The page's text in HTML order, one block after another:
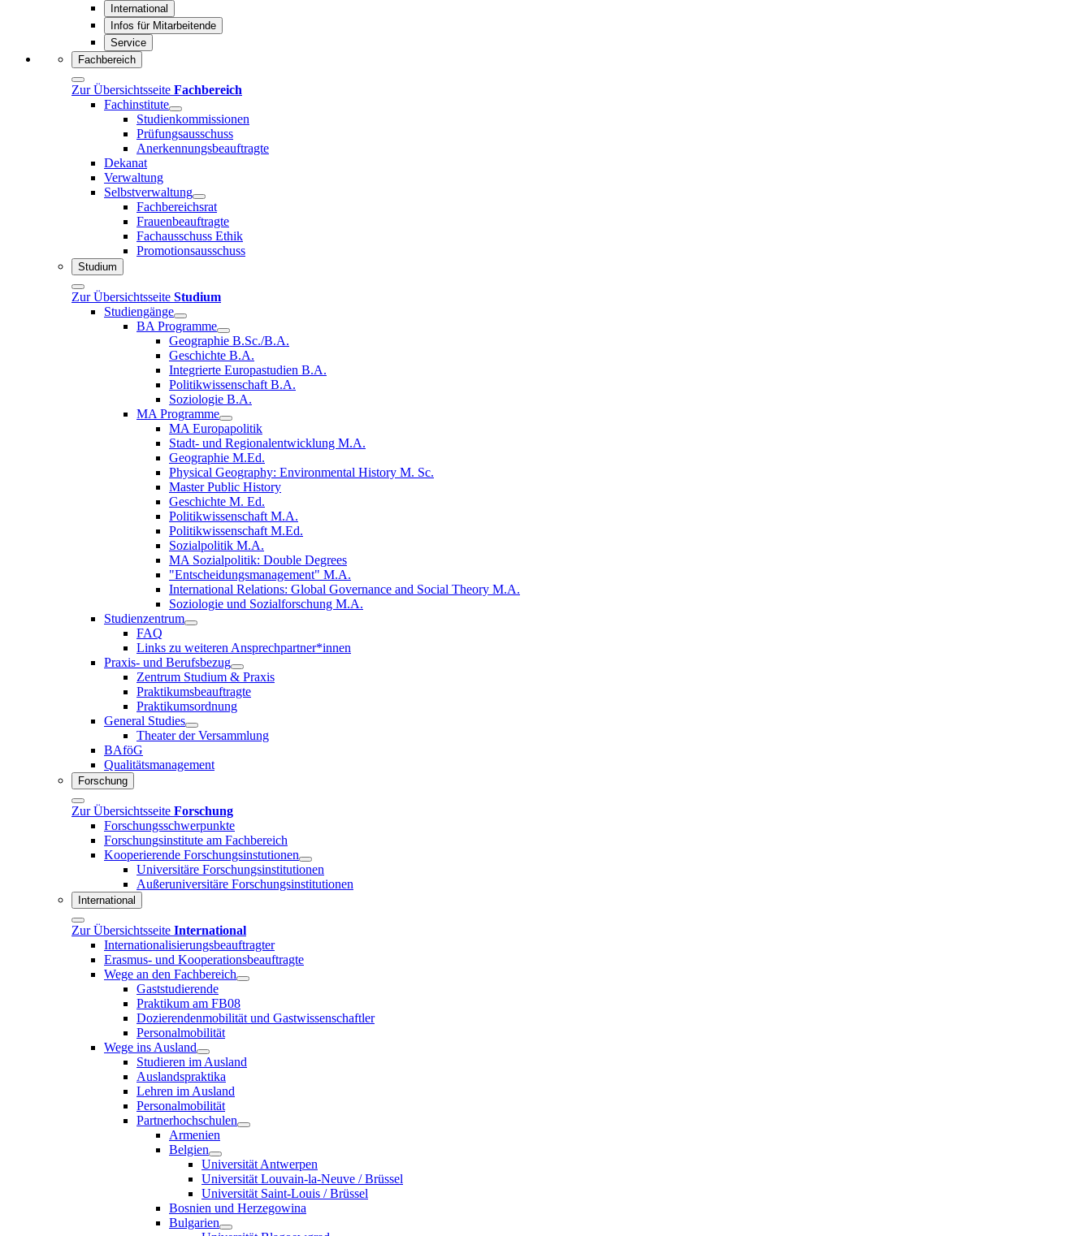
International
Infos für Mitarbeitende
Service
Fachbereich
Zur Übersichtsseite Fachbereich
Fachinstitute
Studienkommissionen
Prüfungsausschuss
Anerkennungsbeauftragte
Dekanat
Verwaltung
Selbstverwaltung
Fachbereichsrat
Frauenbeauftragte
Fachausschuss Ethik
Promotionsausschuss
Studium
Zur Übersichtsseite Studium
Studiengänge
BA Programme
Geographie B.Sc./B.A.
Geschichte B.A.
Integrierte Europastudien B.A.
Politikwissenschaft B.A.
Soziologie B.A.
MA Programme
MA Europapolitik
Stadt- und Regionalentwicklung M.A.
Geographie M.Ed.
Physical Geography: Environmental History M. Sc.
Master Public History
Geschichte M. Ed.
Politikwissenschaft M.A.
Politikwissenschaft M.Ed.
Sozialpolitik M.A.
MA Sozialpolitik: Double Degrees
"Entscheidungsmanagement" M.A.
International Relations: Global Governance and Social Theory M.A.
Soziologie und Sozialforschung M.A.
Studienzentrum
FAQ
Links zu weiteren Ansprechpartner*innen
Praxis- und Berufsbezug
Zentrum Studium & Praxis
Praktikumsbeauftragte
Praktikumsordnung
General Studies
Theater der Versammlung
BAföG
Qualitätsmanagement
Forschung
Zur Übersichtsseite Forschung
Forschungsschwerpunkte
Forschungsinstitute am Fachbereich
Kooperierende Forschungsinstutionen
Universitäre Forschungsinstitutionen
Außeruniversitäre Forschungsinstitutionen
International
Zur Übersichtsseite International
Internationalisierungsbeauftragter
Erasmus- und Kooperationsbeauftragte
Wege an den Fachbereich
Gaststudierende
Praktikum am FB08
Dozierendenmobilität und Gastwissenschaftler
Personalmobilität
Wege ins Ausland
Studieren im Ausland
Auslandspraktika
Lehren im Ausland
Personalmobilität
Partnerhochschulen
Armenien
Belgien
Universität Antwerpen
Universität Louvain-la-Neuve / Brüssel
Universität Saint-Louis / Brüssel
Bosnien und Herzegowina
Bulgarien